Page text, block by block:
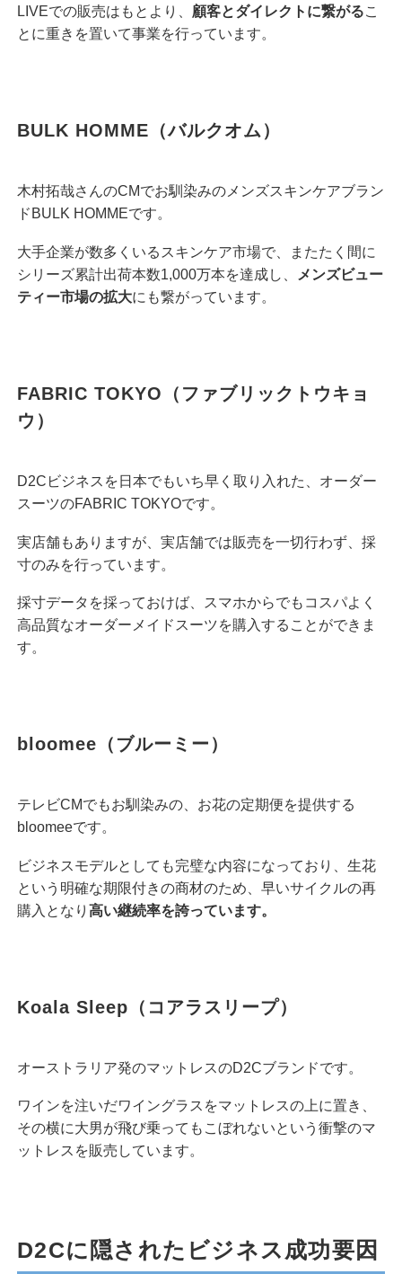
LIVEでの販売はもとより、 顧客とダイレクトに繋がるこ
とに重きを置いて事業を行っています。
BULK HOMME（バルクオム）
木村拓哉さんのCMでお馴染みのメンズスキンケアブラン
ドBULK HOMMEです。
大手企業が数多くいるスキンケア市場で、またたく間に
シリーズ累計出荷本数1,000万本を達成し、
メンズビュー
ティー市場の拡大にも繋がっています。
FABRIC TOKYO（ファブリックトウキョ
ウ）
D2Cビジネスを日本でもいち早く取り入れた、オーダー
スーツのFABRIC TOKYOです。
実店舗もありますが、実店舗では販売を一切行わず、採
寸のみを行っています。
採寸データを採っておけば、スマホからでもコスパよく
高品質なオーダーメイドスーツを購入することができま
す。
bloomee（ブルーミー）
テレビCMでもお馴染みの、お花の定期便を提供する
bloomeeです。
ビジネスモデルとしても完璧な内容になっており、生花
という明確な期限付きの商材のため、早いサイクルの再
購入となり 高い継続率を誇っています。
Koala Sleep（コアラスリープ）
オーストラリア発のマットレスのD2Cブランドです。
ワインを注いだワイングラスをマットレスの上に置き、
その横に大男が飛び乗ってもこぼれないという衝撃のマ
ットレスを販売しています。
D2Cに隠されたビジネス成功要因